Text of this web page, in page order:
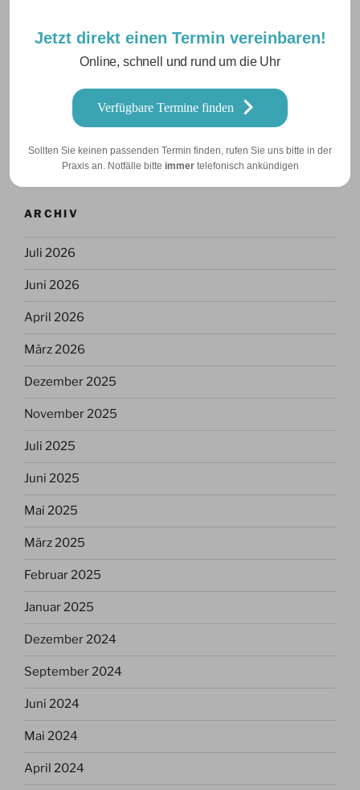
Jetzt direkt einen Termin vereinbaren!
Online, schnell und rund um die Uhr
Verfügbare Termine finden
Sollten Sie keinen passenden Termin finden, rufen Sie uns bitte in der
Praxis an. Notfälle bitte immertelefonisch ankündigen
Urlaub am 5.6.
Urlaub am 15 Mai
Inguinaler Kryptorchismus
Pyometra bei einer Bernhardiner Hündin
ARCHIV
Juli 2026
Juni 2026
April 2026
März 2026
Dezember 2025
November 2025
Juli 2025
Juni 2025
Mai 2025
März 2025
Februar 2025
Januar 2025
Dezember 2024
September 2024
Juni 2024
Mai 2024
April 2024